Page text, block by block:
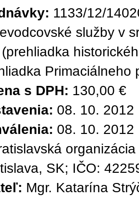
1133/12/
služby v
Primaciálneho
s DPH: 130,00 €
08. 10. 2012
08. 10. 2012
SK; IČO:
Mgr. Katarína